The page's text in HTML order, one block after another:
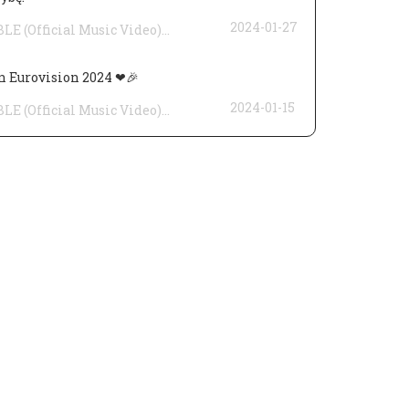
(Official Music Video)...
2024-01-27
Eurovision 2024 ❤🎉
(Official Music Video)...
2024-01-15